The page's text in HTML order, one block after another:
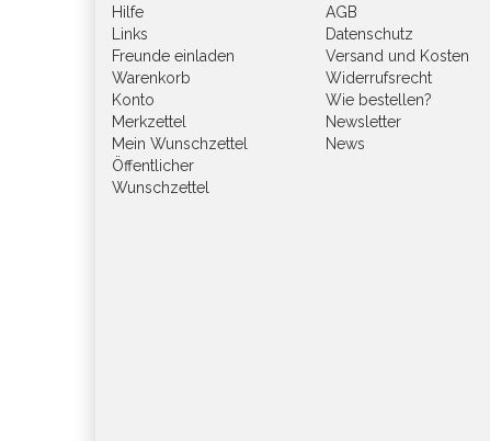
Hilfe
Links
Freunde einladen
Warenkorb
Konto
Merkzettel
Mein Wunschzettel
Öffentlicher
Wunschzettel
AGB
Datenschutz
Versand und Kosten
Widerrufsrecht
Wie bestellen?
Newsletter
News